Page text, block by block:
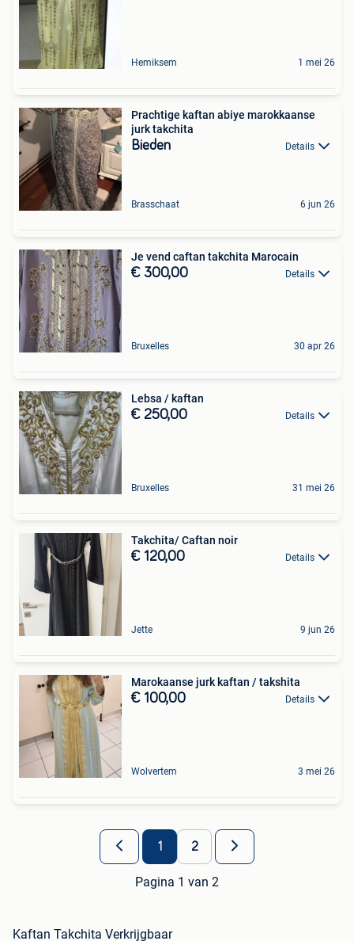
Hemiksem 1 mei 26
Prachtige kaftan abiye marokkaanse
jurk takchita
Bieden Details
Brasschaat 6 jun 26
Je vend caftan takchita Marocain
€ 300,00 Details
Bruxelles 30 apr 26
Lebsa / kaftan
€ 250,00 Details
Bruxelles 31 mei 26
Takchita/ Caftan noir
€ 120,00 Details
Jette 9 jun 26
Marokaanse jurk kaftan / takshita
€ 100,00 Details
Wolvertem 3 mei 26
1 2
Pagina 1 van 2
Kaftan Takchita Verkrijgbaar